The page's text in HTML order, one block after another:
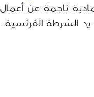
الشرطة الفرنسية.